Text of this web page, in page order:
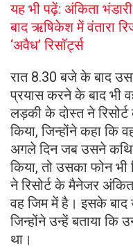
यह भी पढ़ें: अंकिता
बाद ऋषिकेश में वंतारा
‘अवैध’ रिसॉर्ट्स
रात 8.30 बजे के बाद
प्रयास करने के बाद भी
लड़की के दोस्त ने
किया, जिन्होंने कहा कि
अगले दिन जब उसने
किया, तो उसका फोन
ने रिसोर्ट के मैनेजर
वह जिम में है। इसके बाद
जिन्होंने उन्हें बताया कि
था।